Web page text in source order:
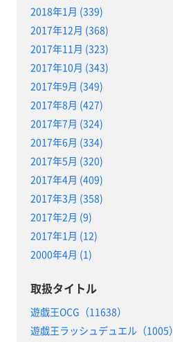
2018年1月 (339)
2017年12月 (368)
2017年11月 (323)
2017年10月 (343)
2017年9月 (349)
2017年8月 (427)
2017年7月 (324)
2017年6月 (334)
2017年5月 (320)
2017年4月 (409)
2017年3月 (358)
2017年2月 (9)
2017年1月 (12)
2000年4月 (1)
取扱タイトル
遊戯王OCG（11638）
遊戯王ラッシュデュエル（1005）